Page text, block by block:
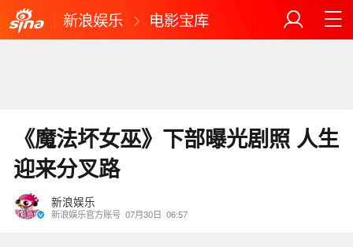
新浪娱乐 电影宝库
《魔法坏女巫》下部曝光剧照 人生
迎来分叉路
新浪娱乐
新浪娱乐官方账号 07月30日 06:57